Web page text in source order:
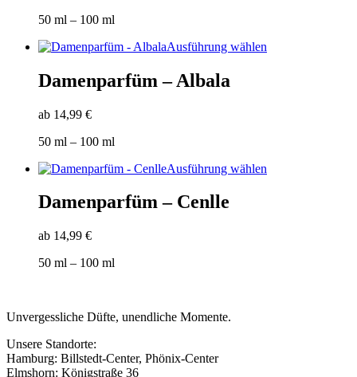
50 ml – 100 ml
Ausführung wählen
auf
Damenparfüm – Albala
ab 14,99 €
50 ml – 100 ml
Ausführung wählen
Damenparfüm – Cenlle
ab 14,99 €
50 ml – 100 ml
Unvergessliche Düfte, unendliche Momente.
Unsere Standorte:
Hamburg: Billstedt-Center, Phönix-Center
Elmshorn: Königstraße 36